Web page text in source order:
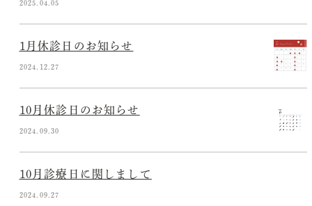
2025.04.05
1月休診日のお知らせ
2024.12.27
10月休診日のお知らせ
2024.09.30
10月診療日に関しまして
2024.09.27